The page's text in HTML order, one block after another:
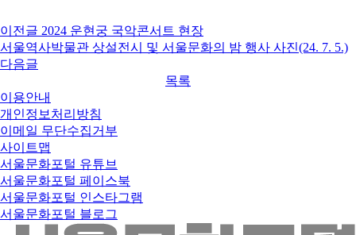
이전글 2024 운현궁 국악콘서트 현장
서울역사박물관 상설전시 및 서울문화의 밤 행사 사진(24. 7. 5.)
다음글
목록
이용안내
개인정보처리방침
이메일 무단수집거부
사이트맵
서울문화포털 유튜브
서울문화포털 페이스북
서울문화포털 인스타그램
서울문화포털 블로그